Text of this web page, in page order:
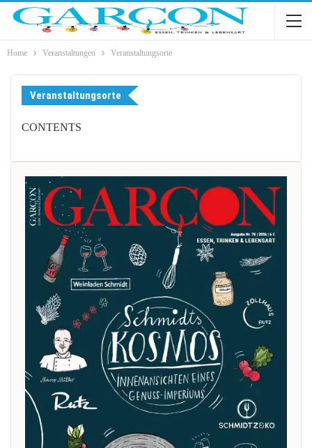
Home Veranstaltungen Veranstaltungsorte
Veranstaltungsorte
CONTENTS